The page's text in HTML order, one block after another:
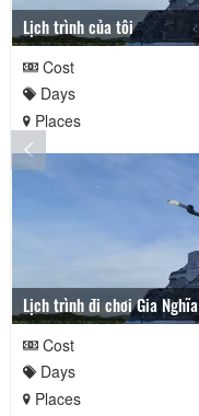
Lịch trình của tôi
Cost
Days
Places
Lịch trình đi chơi Gia Nghĩa
Cost
Days
Places